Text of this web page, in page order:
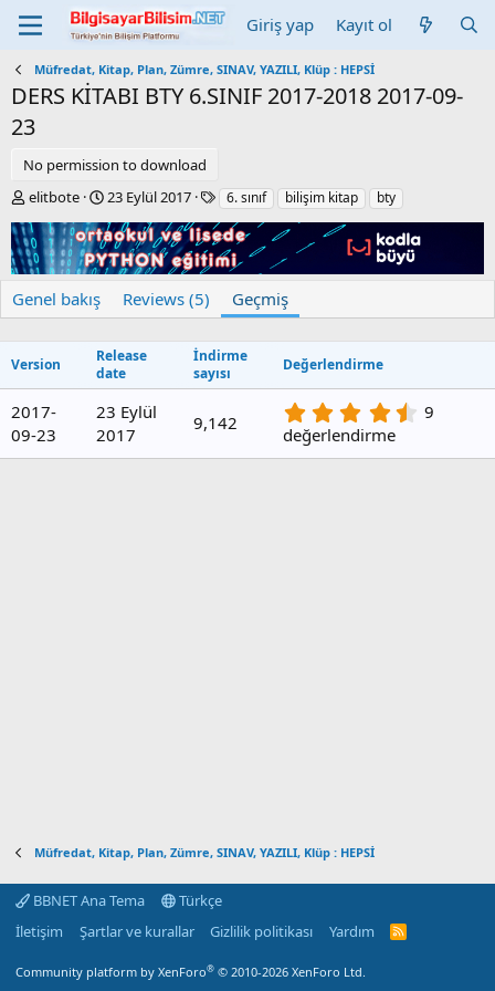
Giriş yap Kayıt ol
Müfredat, Kitap, Plan, Zümre, SINAV, YAZILI, Klüp : HEPSİ
DERS KİTABI BTY 6.SINIF 2017-2018 2017-09-
23
No permission to download
Y
z
a
r
elitbote
C
e
a
t
o
d
a
t
e
23 Eylül 2017
E
i
k
e
l
r
6. sınıf bilişim kitap bty
Genel bakış Reviews (5) Geçmiş
Version
Release
date
İndirme
sayısı
Değerlendirme
2017-
09-23
23 Eylül
2017
9,142 4
8
9
değerlendirme
Müfredat, Kitap, Plan, Zümre, SINAV, YAZILI, Klüp : HEPSİ
BBNET Ana Tema
Türkçe
İletişim
Şartlar ve kurallar Gizlilik politikası Yardım
R
Community platform by XenForo® © 2010-2026 XenForo Ltd.